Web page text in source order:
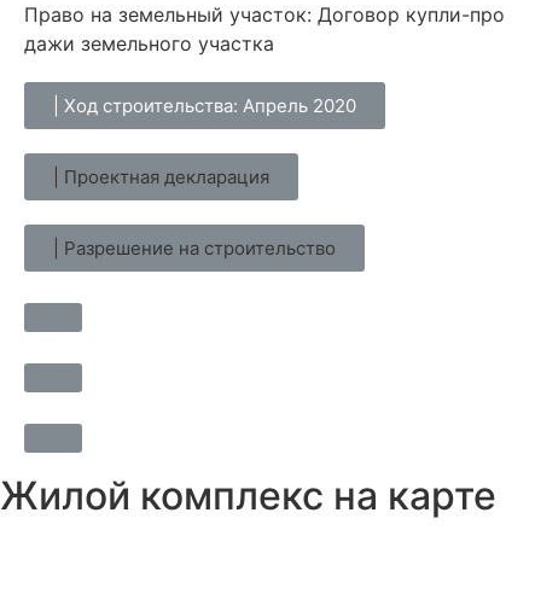
Право на земельный участок: До​говор куп​ли-про​
дажи зе​мель​но​го учас​тка
| Ход строительства: Апрель 2020
| Проектная декларация
| Разрешение на строительство
Жилой комплекс на карте